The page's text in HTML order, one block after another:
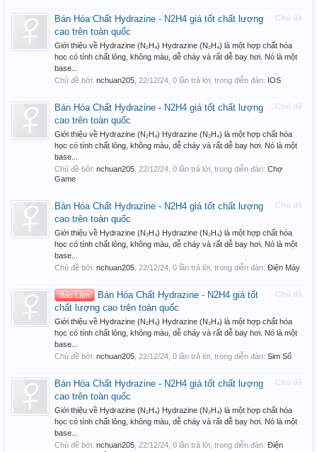
Chủ đề
Bán Hóa Chất Hydrazine - N2H4 giá tốt chất lượng
cao trên toàn quốc
Giới thiệu về Hydrazine (N₂H₄) Hydrazine (N₂H₄) là một hợp chất hóa
học có tính chất lỏng, không màu, dễ cháy và rất dễ bay hơi. Nó là một
base...
Chủ đề bởi: nchuan205 22/12/24 , 0 lần trả lời, trong diễn đàn: IOS
Chủ đề
Bán Hóa Chất Hydrazine - N2H4 giá tốt chất lượng
cao trên toàn quốc
Giới thiệu về Hydrazine (N₂H₄) Hydrazine (N₂H₄) là một hợp chất hóa
học có tính chất lỏng, không màu, dễ cháy và rất dễ bay hơi. Nó là một
base...
Chủ đề bởi: nchuan205 22/12/24 , 0 lần trả lời, trong diễn đàn: Chợ
Game
Chủ đề
Bán Hóa Chất Hydrazine - N2H4 giá tốt chất lượng
cao trên toàn quốc
Giới thiệu về Hydrazine (N₂H₄) Hydrazine (N₂H₄) là một hợp chất hóa
học có tính chất lỏng, không màu, dễ cháy và rất dễ bay hơi. Nó là một
base...
Chủ đề bởi: nchuan205 22/12/24 , 0 lần trả lời, trong diễn đàn: Điện Máy
Chủ đề
Bảo Lâm
Bán Hóa Chất Hydrazine - N2H4 giá tốt
chất lượng cao trên toàn quốc
Giới thiệu về Hydrazine (N₂H₄) Hydrazine (N₂H₄) là một hợp chất hóa
học có tính chất lỏng, không màu, dễ cháy và rất dễ bay hơi. Nó là một
base...
Chủ đề bởi: nchuan205 22/12/24 , 0 lần trả lời, trong diễn đàn: Sim Số
Chủ đề
Bán Hóa Chất Hydrazine - N2H4 giá tốt chất lượng
cao trên toàn quốc
Giới thiệu về Hydrazine (N₂H₄) Hydrazine (N₂H₄) là một hợp chất hóa
học có tính chất lỏng, không màu, dễ cháy và rất dễ bay hơi. Nó là một
base...
Chủ đề bởi: nchuan205 22/12/24 , 0 lần trả lời, trong diễn đàn: Điện